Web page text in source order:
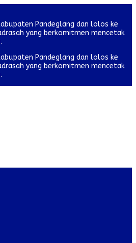
Pandeglang dan lolos ke
yang berkomitmen mencetak
Pandeglang dan lolos ke
yang berkomitmen mencetak